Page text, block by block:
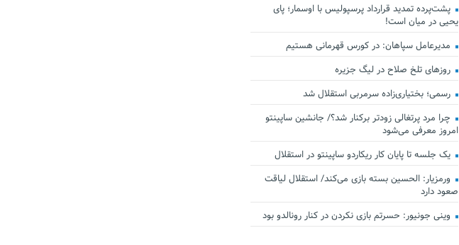
پشت‌پرده تمدید قرارداد پرسپولیس با اوسمار؛ پای
یحیی در میان است!
مدیرعامل سپاهان: در کورس قهرمانی هستیم
روزهای تلخ صلاح در لیگ جزیره
رسمی؛ بختیاری‌زاده سرمربی استقلال شد
چرا مرد پرتغالی زودتر برکنار شد؟/ جانشین ساپینتو
امروز معرفی می‌شود
یک جلسه تا پایان کار ریکاردو ساپینتو در استقلال
ورمزیار: الحسین بسته بازی می‌کند/ استقلال لیاقت
صعود دارد
وینی جونیور: حسرتم بازی نکردن در کنار رونالدو بود